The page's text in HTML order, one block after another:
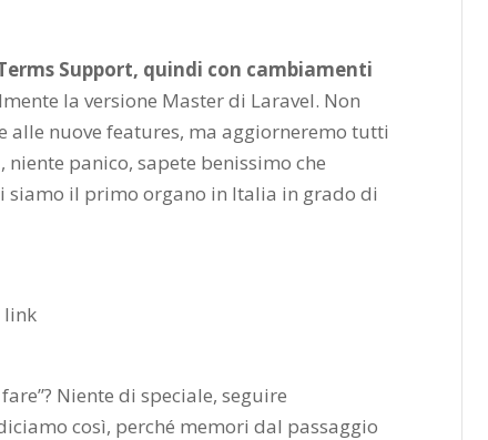
Support, quindi con cambiamenti
la versione Master di Laravel. Non
nuove features, ma aggiorneremo tutti
panico, sapete benissimo che
siamo il primo organo in Italia in grado di
link
Niente di speciale, seguire
così, perché memori dal passaggio